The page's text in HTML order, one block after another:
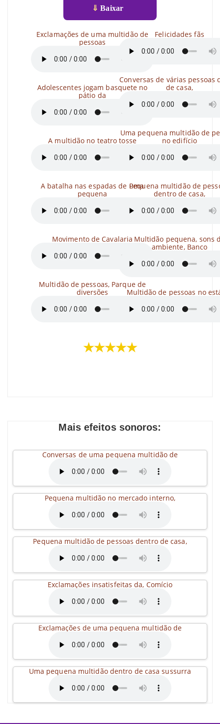
⇓ Baixar
Exclamações de uma multidão de
pessoas
Adolescentes jogam basquete no
pátio da
A multidão no teatro tosse
A batalha nas espadas de uma
pequena
Movimento de Cavalaria
Multidão de pessoas, Parque de
diversões
Felicidades fãs
Conversas de várias pessoas
de casa,
Uma pequena multidão de
no edifício
Pequena multidão de
dentro de casa,
Multidão pequena, sons
ambiente, Banco
Multidão de pessoas no
★★★★★
Mais efeitos sonoros:
Conversas de uma pequena multidão de
Pequena multidão no mercado interno,
Pequena multidão de pessoas dentro de casa,
Exclamações insatisfeitas da, Comício
Exclamações de uma pequena multidão de
Uma pequena multidão dentro de casa sussurra